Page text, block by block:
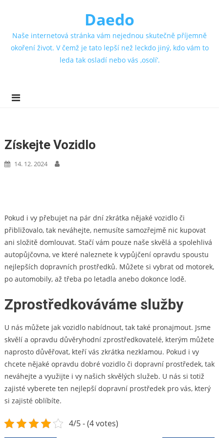
Daedo
Naše internetová stránka vám nejednou skutečně příjemně
okoření život. V čemž je tato lepší než leckdo jiný, kdo vám to
leda tak osladí nebo vás ‚osolí‘.
Získejte Vozidlo
14. 12. 2024
Pokud i vy přebujet na pár dní zkrátka nějaké vozidlo či
přibližovalo, tak neváhejte, nemusíte samozřejmě nic kupovat
ani složitě domlouvat. Stačí vám pouze naše skvělá a spolehlivá
autopůjčovna, ve které naleznete k vypůjčení opravdu spoustu
nejlepších dopravních prostředků. Můžete si vybrat od motorek,
po automobily, až třeba po letadla anebo dokonce lodě.
Zprostředkováváme služby
U nás můžete jak vozidlo nabídnout, tak také pronajmout. Jsme
skvělí a opravdu důvěryhodní zprostředkovatelé, kterým můžete
naprosto důvěřovat, kteří vás zkrátka nezklamou. Pokud i vy
chcete nějaké opravdu dobré vozidlo či dopravní prostředek, tak
neváhejte a využijte i vy našich skvělých služeb. U nás si totiž
zajisté vyberete ten nejlepší dopravní prostředek pro vás, který
si zajisté oblíbíte.
4/5 - (4 votes)